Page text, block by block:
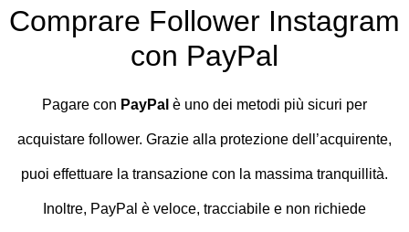
Comprare Follower Instagram
con PayPal
Pagare con PayPal è uno dei metodi più sicuri per
acquistare follower. Grazie alla protezione dell’acquirente,
puoi effettuare la transazione con la massima tranquillità.
Inoltre, PayPal è veloce, tracciabile e non richiede